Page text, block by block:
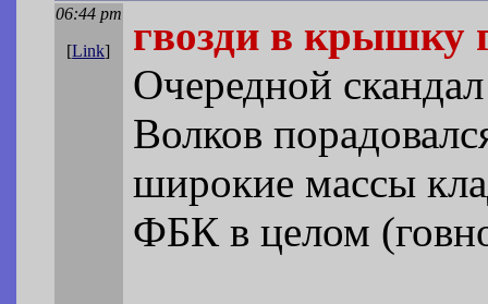
06:44 pm
[Link]
гвозди в крышку
Очередной
Волков
широкие массы
ФБК в целом